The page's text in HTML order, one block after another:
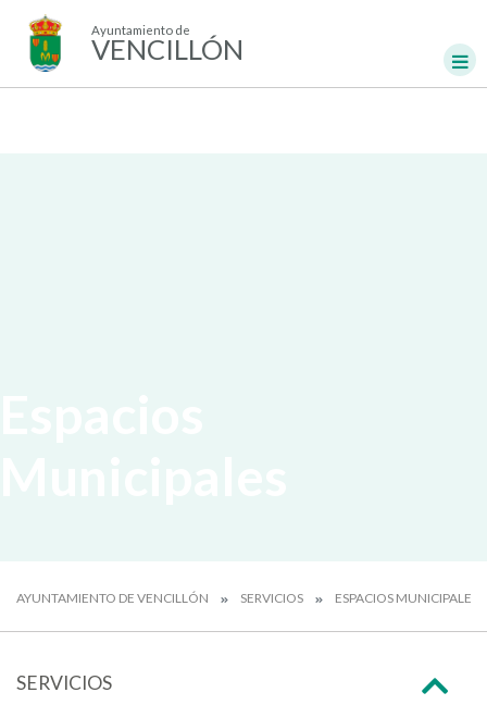
Ayuntamiento de
VENCILLÓN
AYUNTAMIENTO DE VENCILLÓN SERVICIOS ESPACIOS MUNICIPALES
SERVICIOS